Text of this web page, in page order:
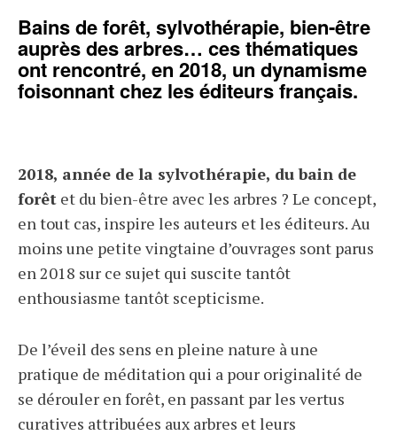
Bains de forêt, sylvothérapie, bien-être
auprès des arbres… ces thématiques
ont rencontré, en 2018, un dynamisme
foisonnant chez les éditeurs français.
2018, année de la sylvothérapie, du bain de
forêt et du bien-être avec les arbres ? Le concept,
en tout cas, inspire les auteurs et les éditeurs. Au
moins une petite vingtaine d’ouvrages sont parus
en 2018 sur ce sujet qui suscite tantôt
enthousiasme tantôt scepticisme.
De l’éveil des sens en pleine nature à une
pratique de méditation qui a pour originalité de
se dérouler en forêt, en passant par les vertus
curatives attribuées aux arbres et leurs